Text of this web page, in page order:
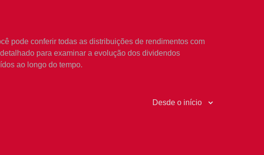
pode conferir todas as distribuições de rendimentos com
para examinar a evolução dos dividendos
ao longo do tempo.